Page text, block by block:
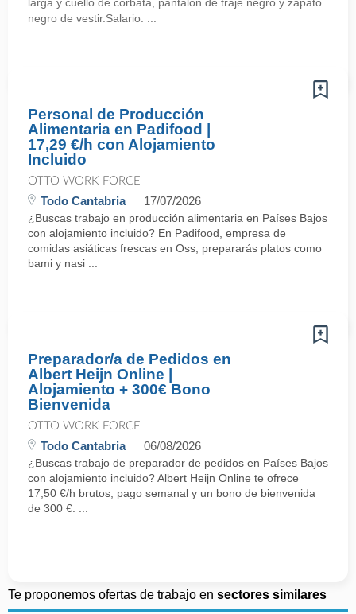
negro de vestir.Salario: ...
Personal de Producción
Alimentaria en Padifood |
17,29 €/h con Alojamiento
Incluido
OTTO WORK FORCE
Todo Cantabria 17/07/2026
¿Buscas trabajo en producción alimentaria en Países Bajos
con alojamiento incluido? En Padifood, empresa de
comidas asiáticas frescas en Oss, prepararás platos como
bami y nasi ...
Preparador/a de Pedidos en
Albert Heijn Online |
Alojamiento + 300€ Bono
Bienvenida
OTTO WORK FORCE
Todo Cantabria 06/08/2026
¿Buscas trabajo de preparador de pedidos en Países Bajos
con alojamiento incluido? Albert Heijn Online te ofrece
17,50 €/h brutos, pago semanal y un bono de bienvenida
de 300 €. ...
Te proponemos ofertas de trabajo en sectores similares